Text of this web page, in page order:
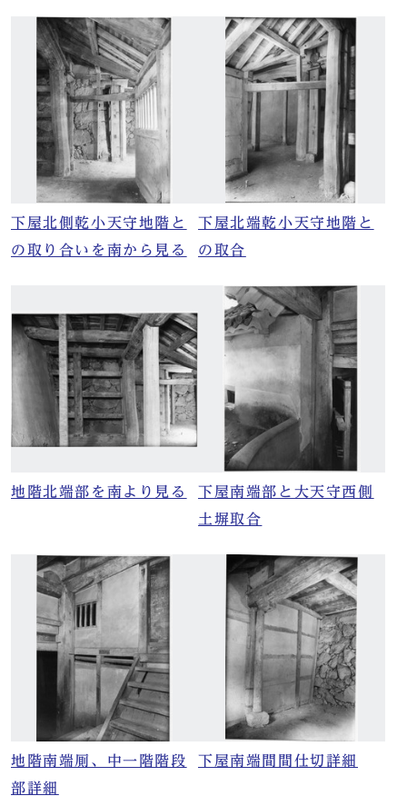
下屋北側乾小天守地階と
の取り合いを南から見る
下屋北端乾小天守地階と
の取合
地階北端部を南より見る
下屋南端部と大天守西側
土塀取合
地階南端厠、中一階階段
部詳細
下屋南端間間仕切詳細